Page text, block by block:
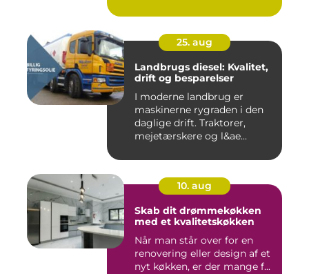
25. aug
Landbrugs diesel: Kvalitet,
drift og besparelser
I moderne landbrug er
maskinerne rygraden i den
daglige drift. Traktorer,
mejetærskere og l&ae...
10. aug
Skab dit drømmekøkken
med et kvalitetskøkken
Når man står over for en
renovering eller design af et
nyt køkken, er der mange f...